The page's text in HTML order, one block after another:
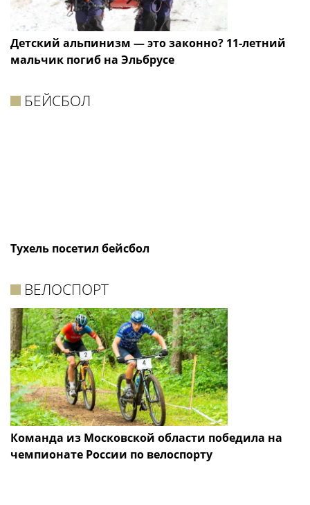
Детский альпинизм — это законно? 11-летний
мальчик погиб на Эльбрусе
БЕЙСБОЛ
Тухель посетил бейсбол
ВЕЛОСПОРТ
Команда из Московской области победила на
чемпионате России по велоспорту